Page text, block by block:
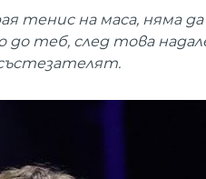
тенис на маса, няма
до теб, след това